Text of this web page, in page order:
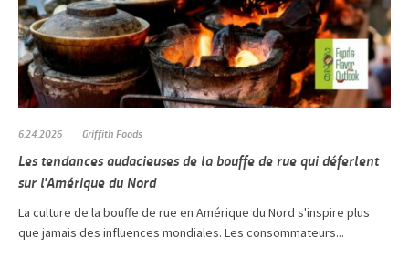
6.24.2026 Griffith Foods
Les tendances audacieuses de la bouffe de rue qui déferlent
sur l'Amérique du Nord
La culture de la bouffe de rue en Amérique du Nord s'inspire plus
que jamais des influences mondiales. Les consommateurs...